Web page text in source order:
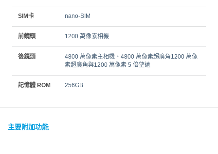
SIM卡 nano‑SIM
前鏡頭 1200 萬像素相機
後鏡頭
4800 萬像素主相機、4800 萬像素超廣角1200 萬像
素超廣角與1200 萬像素 5 倍望遠
記憶體 ROM 256GB
主要附加功能